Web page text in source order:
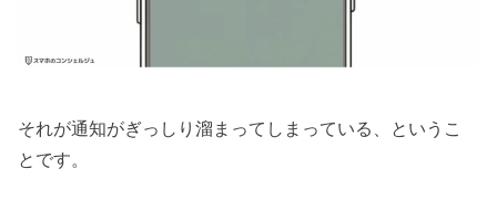
それが通知がぎっしり溜まってしまっている、というこ
とです。